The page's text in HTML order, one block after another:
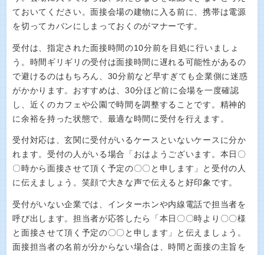
ておいてください。面接会場の建物に入る前に、携帯は電源
を切ってカバンにしまっておくのがマナーです。
受付は、指定された面接時間の10分前を目処に行いましょ
う。時間ギリギリの受付は面接時間に遅れる可能性があるの
で避けるのはもちろん、30分前など早すぎても企業側に迷惑
がかかります。おすすめは、30分ほど前に会場を一度確認
し、近くのカフェや公園で時間を調整することです。精神的
に余裕を持った状態で、最適な時間に受付を行えます。
受付対応は、玄関に受付がいるケースといないケースに分か
れます。受付の人がいる場合「おはようございます。本日〇
〇時から面接させて頂く予定の〇〇と申します」と受付の人
に伝えましょう。笑顔で大きな声で伝えると好印象です。
受付がいない企業では、インターホンや内線電話で担当者を
呼び出します。担当者が応答したら「本日〇〇時より〇〇様
と面接させて頂く予定の〇〇と申します」と伝えましょう。
面接担当者の名前が分からない場合は、時間と面接の主旨を